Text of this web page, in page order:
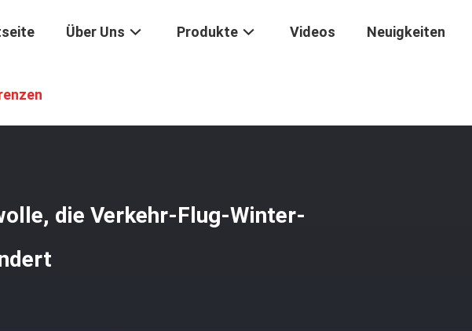
Über Uns Produkte Videos Neuigkeiten
die Verkehr-Flug-Winter-